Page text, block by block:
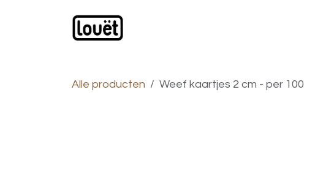
Alle producten Weef kaartjes 2 cm - per 100